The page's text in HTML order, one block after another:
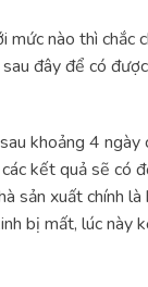
nào thì chắc
đây để có
khoảng 4 ngày
kết quả sẽ có
sản xuất chính
bị mất, lúc này